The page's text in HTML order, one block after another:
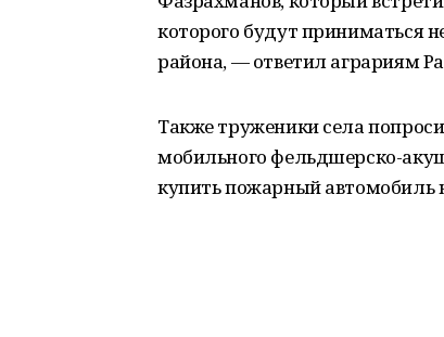
которого будут
района, — ответил аграриям
Также труженики села
мобильного фельдшерско-
купить пожарный автомобиль